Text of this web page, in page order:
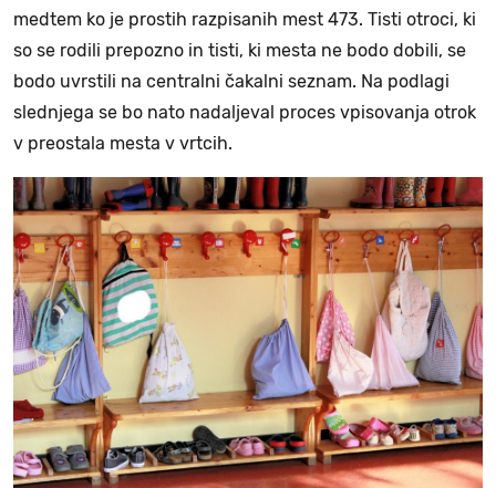
medtem ko je prostih razpisanih mest 473. Tisti otroci, ki
so se rodili prepozno in tisti, ki mesta ne bodo dobili, se
bodo uvrstili na centralni čakalni seznam. Na podlagi
slednjega se bo nato nadaljeval proces vpisovanja otrok
v preostala mesta v vrtcih.